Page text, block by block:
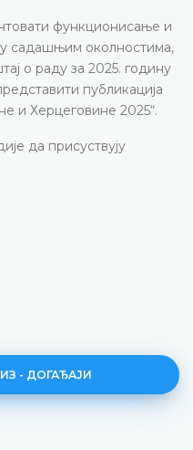
функционисање и
у садашњим околностима,
о раду за 2025. годину
публикација
и Херцеговине 2025“.
да присуствују
- ДОГАЂАЈИ